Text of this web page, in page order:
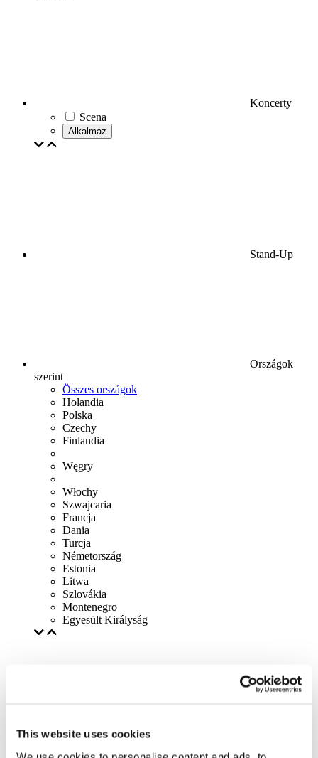
This website uses cookies
Koncerty
Scena
Alkalmaz
Stand-Up
Országok
szerint
Összes országok
Holandia
Polska
Czechy
Finlandia
Węgry
Włochy
Szwajcaria
Francja
Dania
Turcja
Németország
Estonia
Litwa
Szlovákia
Montenegro
Egyesült Királyság